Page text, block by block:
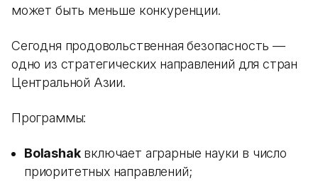
может быть меньше конкуренции.
Сегодня продовольственная безопасность —
одно из стратегических направлений для стран
Центральной Азии.
Программы:
Bolashakвключает аграрные науки в число
приоритетных направлений;